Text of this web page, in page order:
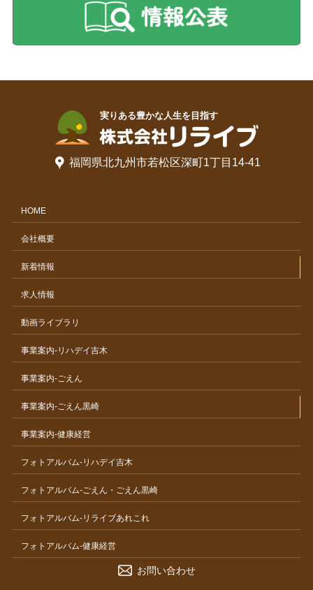
福岡県北九州市若松区深町1丁目14-41
HOME
会社概要
新着情報
求人情報
動画ライブラリ
事業案内-リハデイ吉木
事業案内-ごえん
事業案内-ごえん黒崎
事業案内-健康経営
フォトアルバム-リハデイ吉木
フォトアルバム-ごえん・ごえん黒崎
フォトアルバム-リライブあれこれ
フォトアルバム-健康経営
お問い合わせ